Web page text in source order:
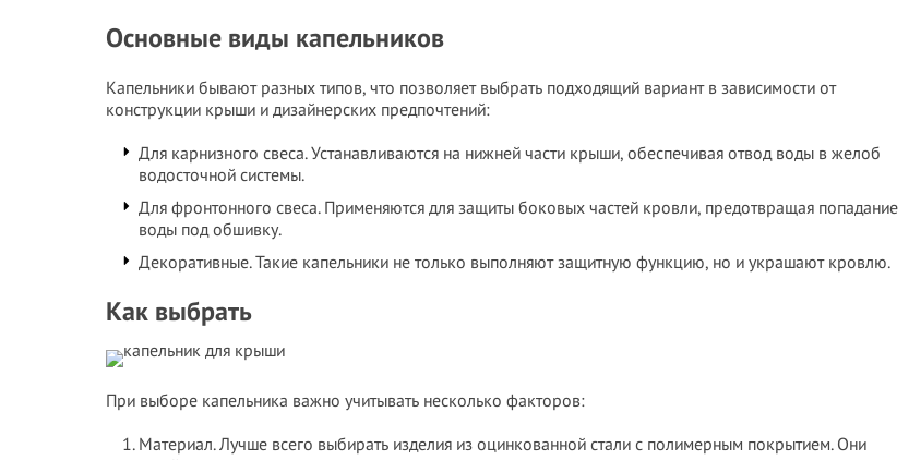
Основные виды капельников
Капельники бывают разных типов, что позволяет выбрать подходящий вариант в зависимости от
конструкции крыши и дизайнерских предпочтений:
Для карнизного свеса. Устанавливаются на нижней части крыши, обеспечивая отвод воды в желоб
водосточной системы.
Для фронтонного свеса. Применяются для защиты боковых частей кровли, предотвращая попадание
воды под обшивку.
Декоративные. Такие капельники не только выполняют защитную функцию, но и украшают кровлю.
Как выбрать
При выборе капельника важно учитывать несколько факторов:
Материал. Лучше всего выбирать изделия из оцинкованной стали с полимерным покрытием. Они